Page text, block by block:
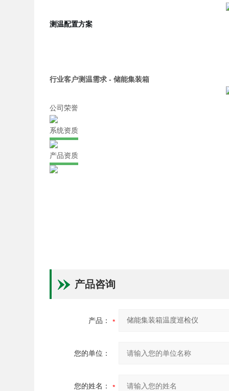
测温配置方案
行业客户测温需求 - 储能集装箱
公司荣誉
系统资质
产品资质
产品咨询
产品：
您的单位：
您的姓名：